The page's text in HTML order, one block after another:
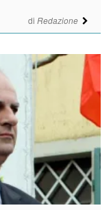
di Redazione